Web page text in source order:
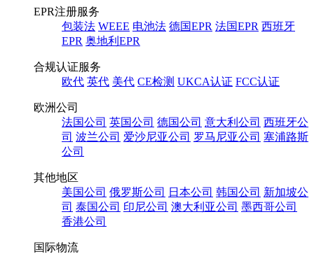
EPR注册服务
包装法 WEEE 电池法 德国EPR 法国EPR 西班牙
EPR 奥地利EPR
合规认证服务
欧代 英代 美代 CE检测 UKCA认证 FCC认证
欧洲公司
法国公司 英国公司 德国公司 意大利公司 西班牙公
司 波兰公司 爱沙尼亚公司 罗马尼亚公司 塞浦路斯
公司
其他地区
美国公司 俄罗斯公司 日本公司 韩国公司 新加坡公
司 泰国公司 印尼公司 澳大利亚公司 墨西哥公司
香港公司
国际物流